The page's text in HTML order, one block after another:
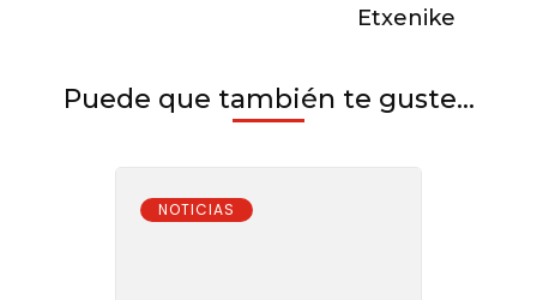
Etxenike
Puede que también te guste...
NOTICIAS